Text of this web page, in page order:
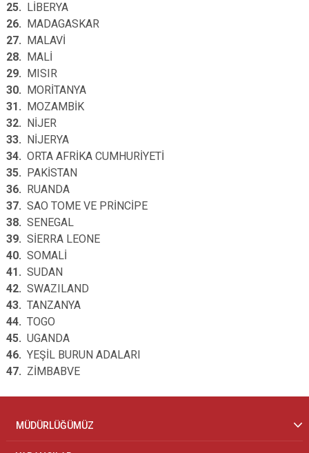
25. LİBERYA
26. MADAGASKAR
27. MALAVİ
28. MALİ
29. MISIR
30. MORİTANYA
31. MOZAMBİK
32. NİJER
33. NİJERYA
34. ORTA AFRİKA CUMHURİYETİ
35. PAKİSTAN
36. RUANDA
37. SAO TOME VE PRİNCİPE
38. SENEGAL
39. SİERRA LEONE
40. SOMALİ
41. SUDAN
42. SWAZILAND
43. TANZANYA
44. TOGO
45. UGANDA
46. YEŞİL BURUN ADALARI
47. ZİMBABVE
MÜDÜRLÜĞÜMÜZ